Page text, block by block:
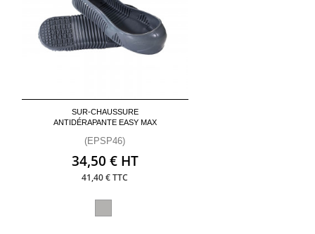
SUR-CHAUSSURE
ANTIDÉRAPANTE EASY MAX
(EPSP46)
34,50 € HT
41,40 € TTC